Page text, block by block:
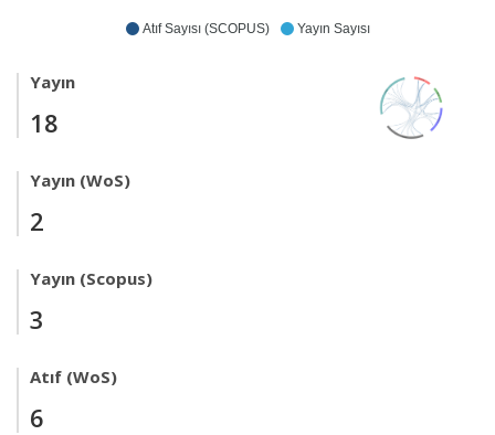
Atıf Sayısı (SCOPUS) Yayın Sayısı
Yayın
18
Yayın (WoS)
2
Yayın (Scopus)
3
Atıf (WoS)
6